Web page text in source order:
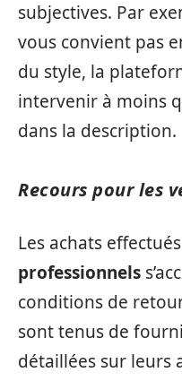
subjectives. Par
vous convient pas
du style, la
intervenir à moins
dans la description.
Recours pour les
Les achats
professionnels
conditions de
sont tenus de
détaillées sur leurs